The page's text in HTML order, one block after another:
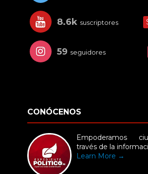
8.6k suscriptores
59 seguidores
CONÓCENOS
Empoderamos
través de la
Learn More →